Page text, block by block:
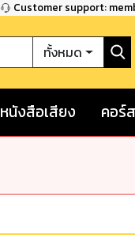
Customer support:
ทั้งหมด
หนังสือเสียง คอร์